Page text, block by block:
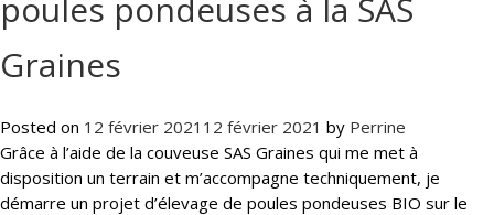
poules pondeuses à la SAS
Graines
Posted on 12 février 2021 12 février 2021 by Perrine
Grâce à l’aide de la couveuse SAS Graines qui me met à
disposition un terrain et m’accompagne techniquement, je
démarre un projet d’élevage de poules pondeuses BIO sur le